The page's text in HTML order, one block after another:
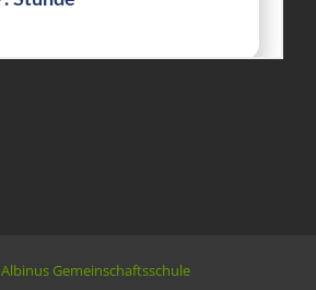
Albinus Gemeinschaftsschule